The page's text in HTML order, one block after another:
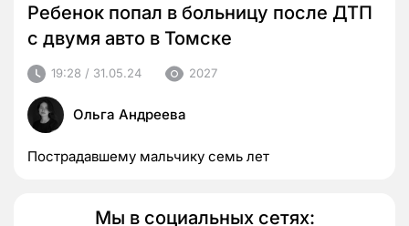
Ребенок попал в больницу после ДТП
с двумя авто в Томске
19:28 / 31.05.24 2027
Ольга Андреева
Пострадавшему мальчику семь лет
Мы в социальных сетях: